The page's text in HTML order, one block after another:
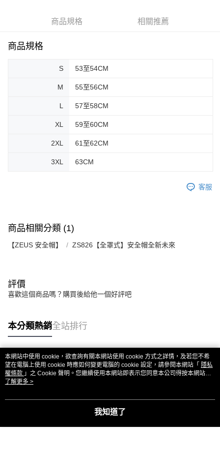
２．關於個人資料處理事宜，請瀏覽以下網址：
３．未成年的使用者請事先徵得法定代理人或監護人之同意方可使用
「AFTEE先享後付」，若未經同意申辦者引起之損失，本公司不負相關責
４．使用「AFTEE先享後付」時，將依據個別帳號之用戶狀況，依本公司即
請求用戶進行身份認證。
恩沛科技股份有限公司將有權停止該用戶之使用額度並採取法律行動。
商品規格 相關推薦
商品規格
S 53至54CM
M 55至56CM
L 57至58CM
XL 59至60CM
2XL 61至62CM
3XL 63CM
客服
商品相關分類 (1)
【ZEUS 安全帽】 ZS826【全罩式】安全帽全新未來
評價
喜歡這個商品嗎？購買後給他一個好評吧
本分類熱銷全站排行
熱門標籤
本網站中使用 cookie，欲查詢有關本網站使用 cookie 方式之詳情，及若您不希
望在電腦上使用 cookie 時應如何變更電腦的 cookie 設定，請參閱本網站「 隱私
權條款 」之 Cookie 聲明。您繼續使用本網站即表示您同意本公司得按本網站使
用條款之 Cookie 聲明使用 cookie。
了解更多 >
我知道了